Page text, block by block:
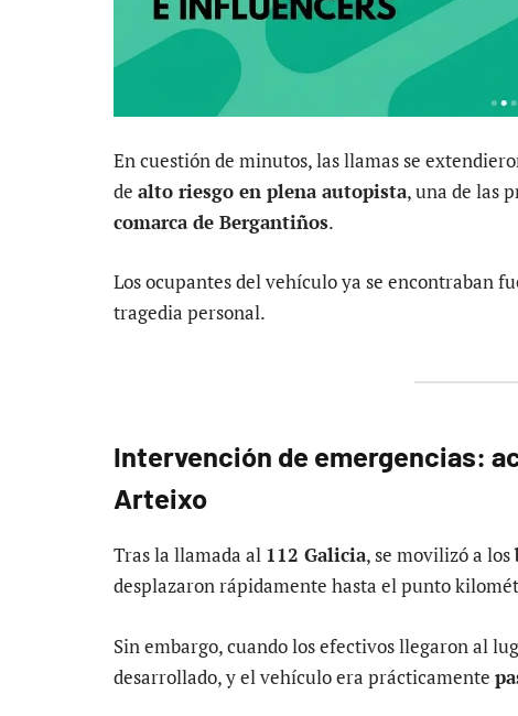
En cuestión de minutos, las llamas se
de alto riesgo en plena autopista, una de las
comarca de Bergantiños.
Los ocupantes del vehículo ya se encontraban
tragedia personal.
Intervención de emergencias:
Arteixo
Tras la llamada al 112 Galicia, se movilizó a los
desplazaron rápidamente hasta el punto
Sin embargo, cuando los efectivos llegaron al
desarrollado, y el vehículo era prácticamente